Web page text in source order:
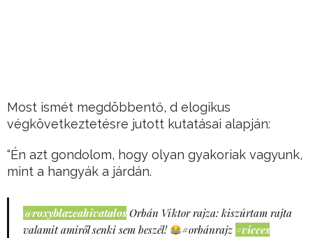
Most ismét megdöbbentő, d elogikus
végkövetkeztetésre jutott kutatásai alapján:
“Én azt gondolom, hogy olyan gyakoriak vagyunk,
mint a hangyák a járdán.
@roxyblazeahivatalos Orbán Viktor rajza: kiszúrtam rajta
valamit amiről senki sem beszél!
#orbánrajz #vicces